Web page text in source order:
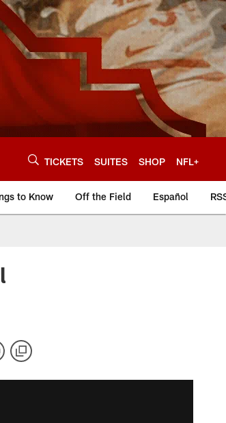
TICKETS SUITES SHOP NFL+
to Know Off the Field Español